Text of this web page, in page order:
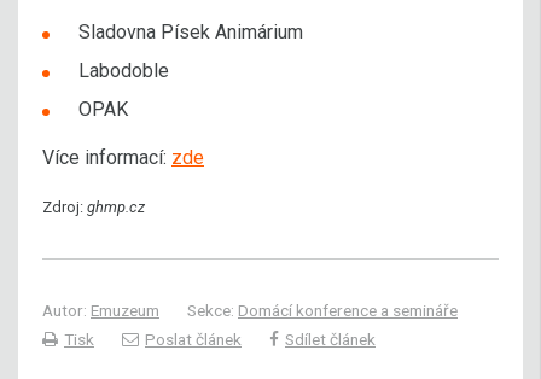
Sladovna Písek Animárium
Labodoble
OPAK
Více informací: zde
Zdroj: ghmp.cz
Autor: Emuzeum Sekce: Domácí konference a semináře
Tisk
Poslat článek Sdílet článek